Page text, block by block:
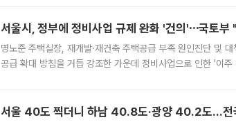
서울시, 정부에 정비사업 규제 완화 '건의'⋯국토
명노준 주택실장, 재개발·재건축 주택공급 부족 원인진단 및
공급 확대 방침을 거듭 강조한 가운데 정비사업으로 인한 '이
서울 40도 찍더니 하남 40.8도·광양 40.2도…전